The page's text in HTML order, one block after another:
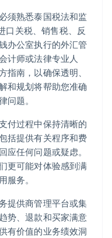
须熟悉泰国税法和监
口关税、销售税、反
办公室执行的外汇管
计师或法律专业人
指南，以确保透明、
和规划将帮助您准确
问题。
付过程中保持清晰的
括提供有关程序和费
应任何问题或疑虑。
更可能对体验感到满
服务。
提供商管理平台或集
势、退款和买家满意
有价值的业务绩效洞